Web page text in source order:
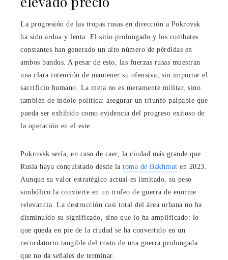
La progresión de las tropas rusas en dirección a Pokrovsk
ha sido ardua y lenta. El sitio prolongado y los combates
constantes han generado un alto número de pérdidas en
ambos bandos. A pesar de esto, las fuerzas rusas muestran
una clara intención de mantener su ofensiva, sin importar el
sacrificio humano. La meta no es meramente militar, sino
también de índole política: asegurar un triunfo palpable que
pueda ser exhibido como evidencia del progreso exitoso de
la operación en el este.
Pokrovsk sería, en caso de caer, la ciudad más grande que
Rusia haya conquistado desde la toma de Bakhmut en 2023.
Aunque su valor estratégico actual es limitado, su peso
simbólico la convierte en un trofeo de guerra de enorme
relevancia. La destrucción casi total del área urbana no ha
disminuido su significado, sino que lo ha amplificado: lo
que queda en pie de la ciudad se ha convertido en un
recordatorio tangible del costo de una guerra prolongada
que no da señales de terminar.